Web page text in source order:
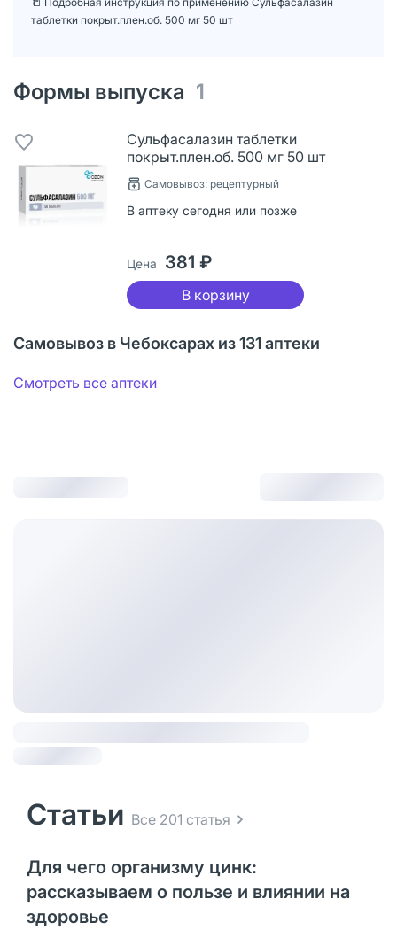
таблетки покрыт.плен.об. 500 мг 50 шт
Формы выпуска 1
Сульфасалазин таблетки
покрыт.плен.об. 500 мг 50 шт
Самовывоз: рецептурный
В аптеку сегодня или позже
Цена 381 ₽
В корзину
Самовывоз в Чебоксарах из 131 аптеки
Смотреть все аптеки
Статьи Все 201 статья
Для чего организму цинк:
рассказываем о пользе и влиянии на
здоровье